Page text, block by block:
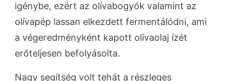
igénybe, ezért az olívabogyók valamint az
olívapép lassan elkezdett fermentálódni, ami
a végeredményként kapott olívaolaj ízét
erőteljesen befolyásolta.
Nagy segítség volt tehát a részleges